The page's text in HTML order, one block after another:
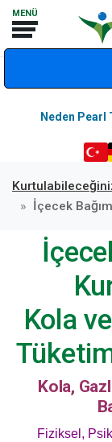
Neden Pearl
İçecek
Kola
Kola,
Fiziksel,